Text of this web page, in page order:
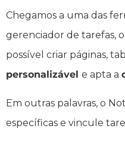
Chegamos a uma das
gerenciador de tarefas,
possível criar páginas,
personalizável e apta a
Em outras palavras, o
específicas e vincule